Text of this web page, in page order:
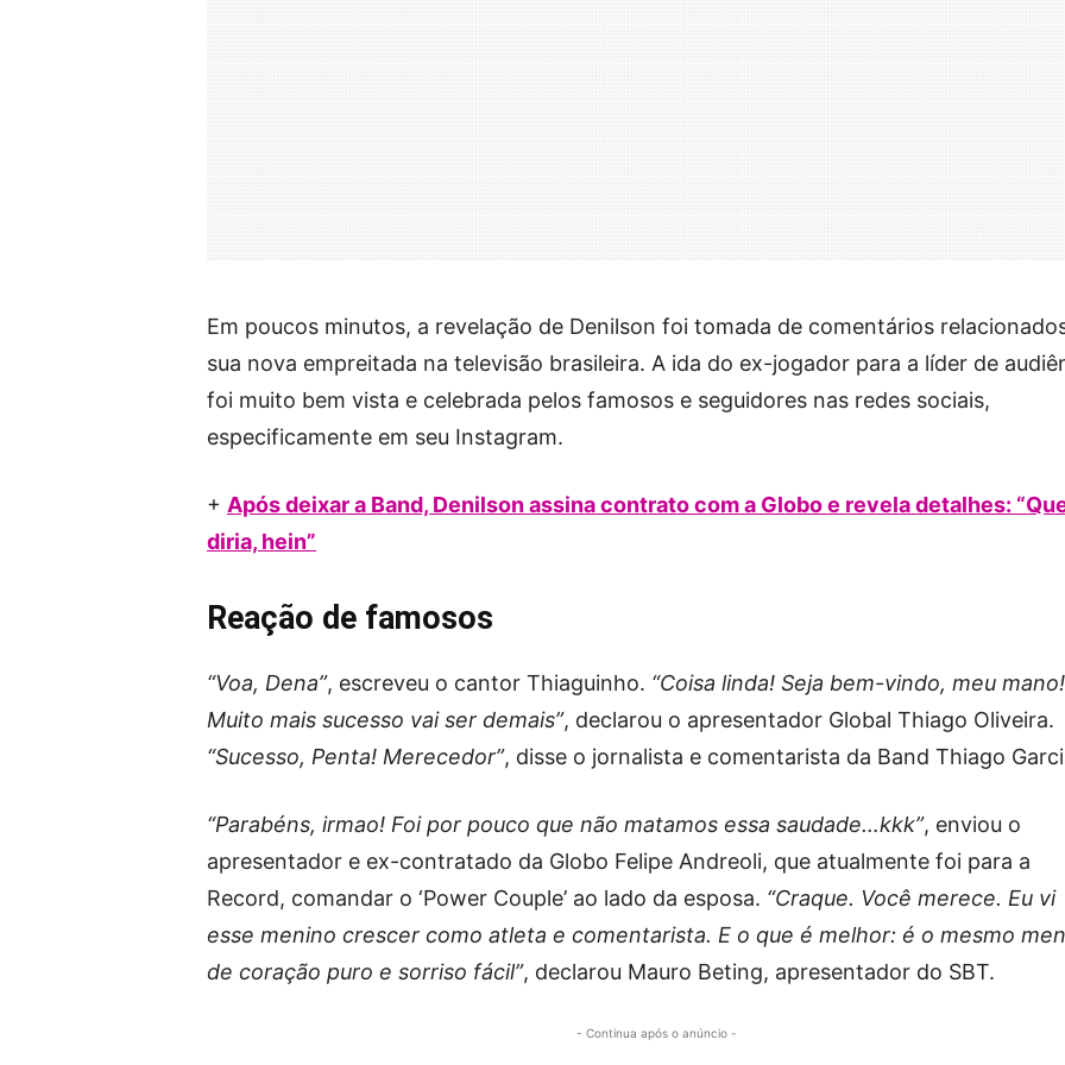
Em poucos minutos, a revelação de Denilson foi tomada de comentários
sua nova empreitada na televisão brasileira. A ida do ex-jogador para a líder de
foi muito bem vista e celebrada pelos famosos e seguidores nas redes sociais,
especificamente em seu Instagram.
+ Após deixar a Band, Denilson assina contrato com a Globo e revela detalhes:
diria, hein”
Reação de famosos
“Voa, Dena”, escreveu o cantor Thiaguinho. “Coisa linda! Seja bem-vindo, meu mano!
Muito mais sucesso vai ser demais”, declarou o apresentador Global Thiago Oliveira.
“Sucesso, Penta! Merecedor”, disse o jornalista e comentarista da Band Thiago
“Parabéns, irmao! Foi por pouco que não matamos essa saudade…kkk”, enviou o
apresentador e ex-contratado da Globo Felipe Andreoli, que atualmente foi para a
Record, comandar o ‘Power Couple’ ao lado da esposa. “Craque. Você merece. Eu vi
esse menino crescer como atleta e comentarista. E o que é melhor: é o mesmo
de coração puro e sorriso fácil”, declarou Mauro Beting, apresentador do SBT.
- Continua após o anúncio -